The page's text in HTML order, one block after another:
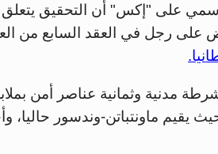
على "إكس" أن التحقيق يتعلق
على رجل في العقد السابع من
مدنية وثمانية عناصر أمن
يقيم ماونتباتن-وندسور